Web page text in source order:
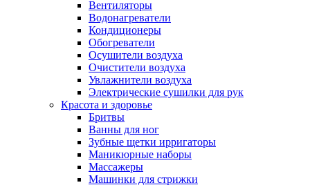
Вентиляторы
Водонагреватели
Кондиционеры
Обогреватели
Осушители воздуха
Очистители воздуха
Увлажнители воздуха
Электрические сушилки для рук
Красота и здоровье
Бритвы
Ванны для ног
Зубные щетки ирригаторы
Маникюрные наборы
Массажеры
Машинки для стрижки